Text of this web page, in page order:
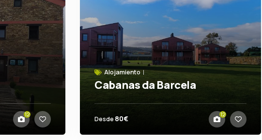
12
Alojamiento
Cabanas da Barcela
Desde 80€ 12